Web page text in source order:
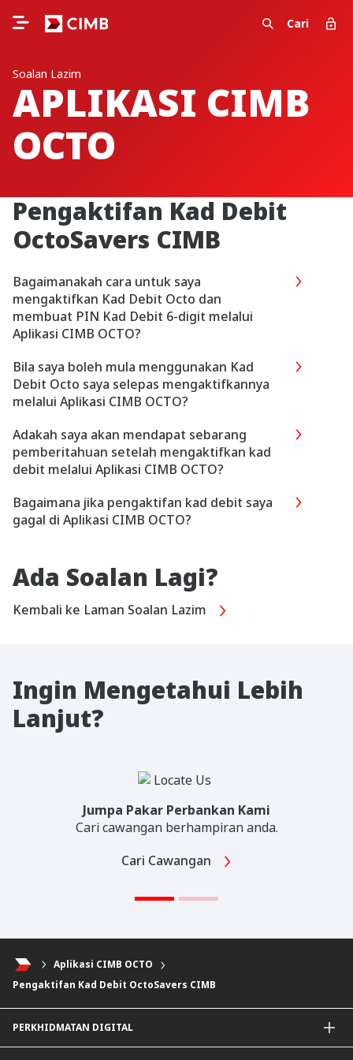
Cari
Soalan Lazim
APLIKASI CIMB
OCTO
Pengaktifan Kad Debit
OctoSavers CIMB
Bagaimanakah cara untuk saya
mengaktifkan Kad Debit Octo dan
membuat PIN Kad Debit 6-digit melalui
Aplikasi CIMB OCTO?
Bila saya boleh mula menggunakan Kad
Debit Octo saya selepas mengaktifkannya
melalui Aplikasi CIMB OCTO?
Adakah saya akan mendapat sebarang
pemberitahuan setelah mengaktifkan kad
debit melalui Aplikasi CIMB OCTO?​
Bagaimana jika pengaktifan kad debit saya
gagal di Aplikasi CIMB OCTO?
Ada Soalan Lagi?
Kembali ke Laman Soalan Lazim
Ingin Mengetahui Lebih
Lanjut?
Jumpa Pakar Perbankan Kami
Cari cawangan berhampiran anda.
Cari Cawangan
Aplikasi CIMB OCTO
Pengaktifan Kad Debit OctoSavers CIMB
PERKHIDMATAN DIGITAL